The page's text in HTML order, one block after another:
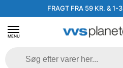
FRAGT FRA 59 KR. & 1-
MENU